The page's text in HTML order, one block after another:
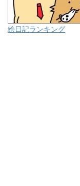
絵日記ランキング